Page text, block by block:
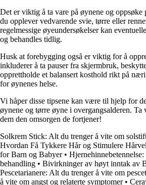
Det er viktig å ta vare på øynene og
du opplever vedvarende svie, tørre eller
regelmessige øyeundersøkelser kan
og behandles tidlig.
Husk at forebygging også er viktig for å
inkluderer å ta pauser fra skjermbruk,
opprettholde et balansert kosthold rikt på
for øynenes helse.
Vi håper disse tipsene kan være til hjelp for
øynene og tørre øyne i overgangsalderen. Ta
dem den omsorgen de fortjener!
Solkrem Stick: Alt du trenger å vite om
Hvordan Få Tykkere Hår og Stimulere
for Barn og Babyer•
behandling • Bivirkninger av høyt inntak av
Pescetarianere: Alt du trenger å vite om
å vite om angst og relaterte symptomer•